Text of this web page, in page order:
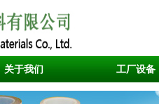
关于我们 工厂设备